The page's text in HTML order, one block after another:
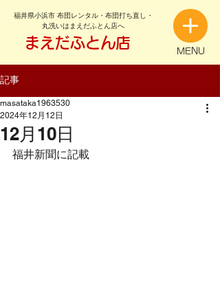
福井県小浜市 布団レンタル・布団打ち直し・
丸洗いはまえだふとん店へ
まえだふとん店
MENU
記事
12月10日
masataka1963530
2024年12月12日
福井新聞に記載